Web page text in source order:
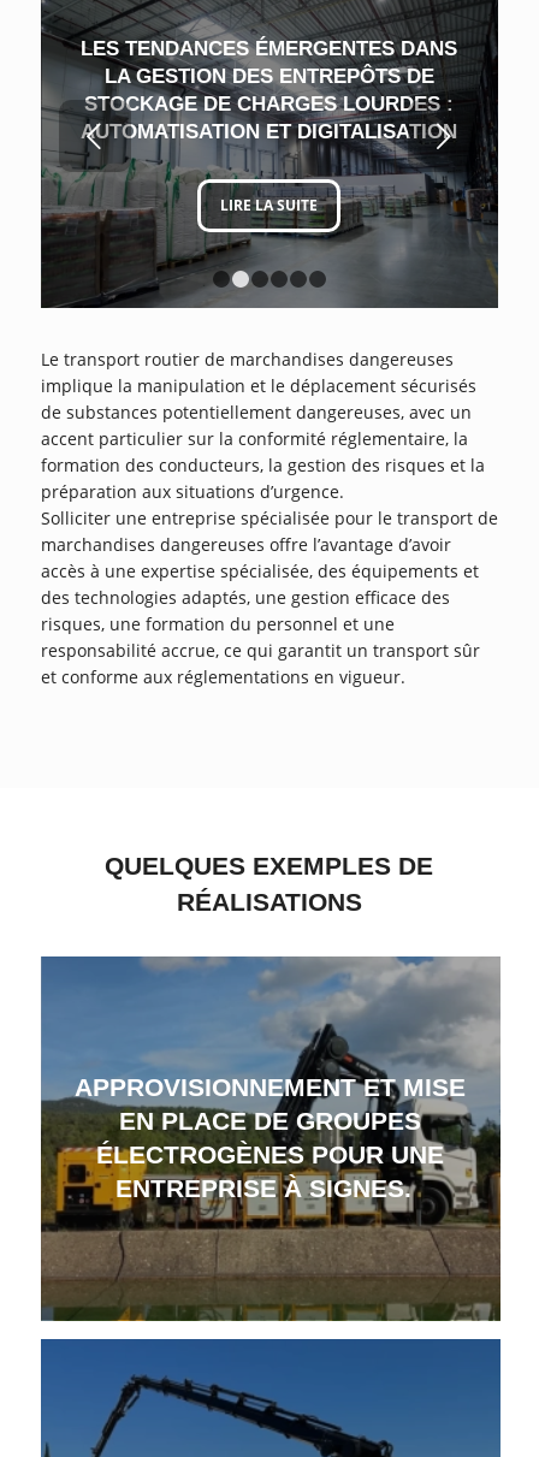
LES TENDANCES ÉMERGENTES DANS
LA GESTION DES ENTREPÔTS DE
STOCKAGE DE CHARGES LOURDES :
AUTOMATISATION ET DIGITALISATION
LIRE LA SUITE
Suivant
Le transport routier de marchandises dangereuses
implique la manipulation et le déplacement sécurisés
de substances potentiellement dangereuses, avec un
accent particulier sur la conformité réglementaire, la
formation des conducteurs, la gestion des risques et la
préparation aux situations d’urgence.
Solliciter une entreprise spécialisée pour le transport de
marchandises dangereuses offre l’avantage d’avoir
accès à une expertise spécialisée, des équipements et
des technologies adaptés, une gestion efficace des
risques, une formation du personnel et une
responsabilité accrue, ce qui garantit un transport sûr
et conforme aux réglementations en vigueur.
QUELQUES EXEMPLES DE
RÉALISATIONS
APPROVISIONNEMENT ET MISE
EN PLACE DE GROUPES
ÉLECTROGÈNES POUR UNE
ENTREPRISE À SIGNES.